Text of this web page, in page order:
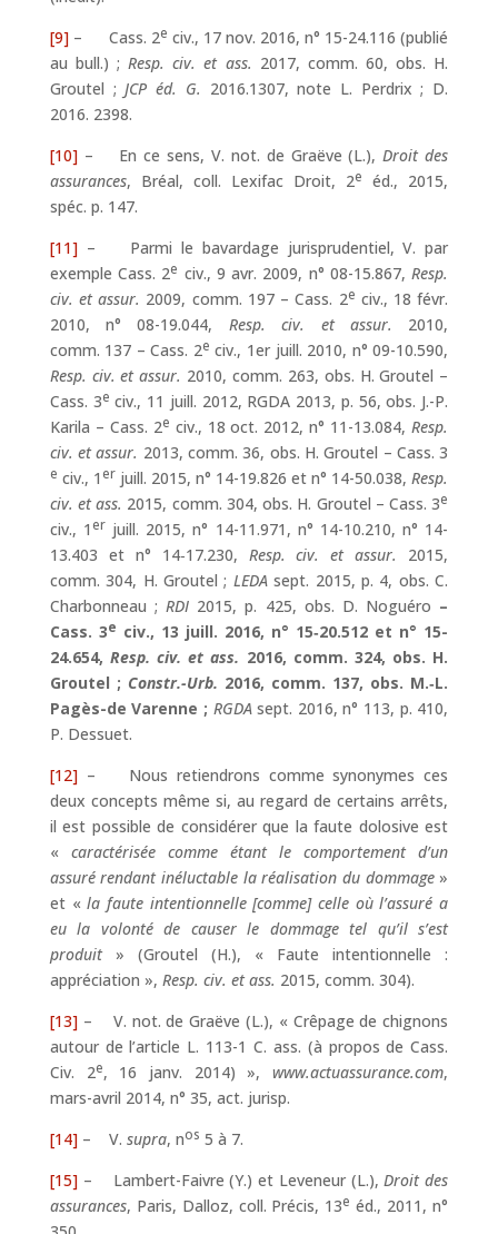
[9]– Cass. 2e civ., 17 nov. 2016, n° 15-24.116 (publié
au bull.) ;Resp. civ. et ass. 2017, comm. 60, obs. H.
Groutel ;JCP éd. G. 2016.1307, note L. Perdrix ; D.
2016. 2398.
[10]– En ce sens, V. not. de Graëve (L.),Droit des
assurances, Bréal, coll. Lexifac Droit, 2e
éd., 2015,
spéc. p. 147.
[11]– Parmi le bavardage jurisprudentiel, V. par
exemple Cass. 2e civ., 9 avr. 2009, n° 08-15.867,Resp.
civ. et assur. 2009, comm. 197 – Cass. 2e civ., 18 févr.
2010, n° 08-19.044, Resp. civ. et assur. 2010,
comm. 137 – Cass. 2e civ., 1er juill. 2010, n° 09-10.590,
Resp. civ. et assur. 2010, comm. 263, obs. H. Groutel –
Cass. 3e civ., 11 juill. 2012, RGDA 2013, p. 56, obs. J.-P.
Karila – Cass. 2e civ., 18 oct. 2012, n° 11-13.084,Resp.
civ. et assur. 2013, comm. 36, obs. H. Groutel – Cass. 3
e civ., 1 erjuill. 2015, n° 14-19.826 et n° 14-50.038,Resp.
civ. et ass. 2015, comm. 304, obs. H. Groutel – Cass. 3e
civ., 1 erjuill. 2015, n° 14-11.971, n° 14-10.210, n° 14-
13.403 et n° 14‑17.230, Resp. civ. et assur.
2015,
comm. 304, H. Groutel ; LEDAsept. 2015, p. 4, obs. C.
Charbonneau ;RDI 2015, p. 425, obs. D. Noguéro –
Cass. 3e civ., 13 juill. 2016, n° 15‑20.512 et n° 15-
24.654, Resp. civ. et ass. 2016, comm. 324, obs. H.
Groutel ; Constr.-Urb. 2016, comm. 137, obs. M.‑L.
Pagès-de Varenne ; RGDAsept. 2016, n° 113, p. 410,
P. Dessuet.
[12]– Nous retiendrons comme synonymes ces
deux concepts même si, au regard de certains arrêts,
il est possible de considérer que la faute dolosive est
« caractérisée comme étant le comportement d’un
assuré rendant inéluctable la réalisation du dommage»
et «la faute intentionnelle [comme] celle où l’assuré a
eu la volonté de causer le dommage tel qu’il s’est
produit» (Groutel (H.), « Faute intentionnelle :
appréciation », Resp. civ. et ass. 2015, comm. 304).
[13]– V. not. de Graëve (L.), « Crêpage de chignons
autour de l’article L. 113-1 C. ass. (à propos de Cass.
Civ. 2e, 16 janv. 2014) »,www.actuassurance.com,
mars-avril 2014, n° 35, act. jurisp.
[14]– V. supra, nos 5 à 7.
[15]– Lambert-Faivre (Y.) et Leveneur (L.),Droit des
assurances, Paris, Dalloz, coll. Précis, 13e éd., 2011, n°